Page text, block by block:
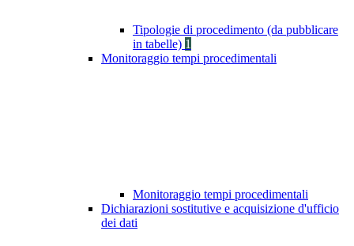
Tipologie di procedimento (da pubblicare
in tabelle) 1
Monitoraggio tempi procedimentali
Monitoraggio tempi procedimentali
Dichiarazioni sostitutive e acquisizione d'ufficio
dei dati